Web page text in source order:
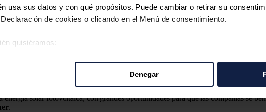
usa sus datos y con qué propósitos. Puede cambiar o retirar su
de cookies o clicando en el Menú de consentimiento.
quisiéramos:
Denegar
que incluyen proyectos de reforestación para la flora y fauna locales dentro del
de al menos 10 hectáreas.
garantizar que la construcción no afecte a los animales que habitan la zona, según
de dirección de Apple: el vídeo que explica cómo reduce su huella de
en un sistema de seguimiento de un solo eje para
solar fotovoltaica, con grandes oportunidades para que las compañías se
.